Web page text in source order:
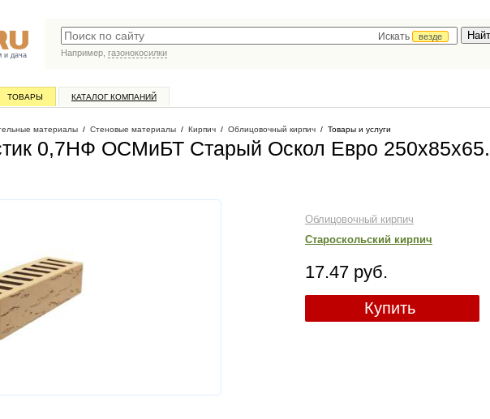
и дача
Искать
везде
Например, газонокосилки
ТОВАРЫ КАТАЛОГ КОМПАНИЙ
материалы / Стеновые материалы / Кирпич / Облицовочный кирпич / Товары и услуги
0,7НФ ОСМиБТ Старый Оскол Евро 250х85х65.
Облицовочный кирпич
Староскольский кирпич
17.47 руб.
Купить